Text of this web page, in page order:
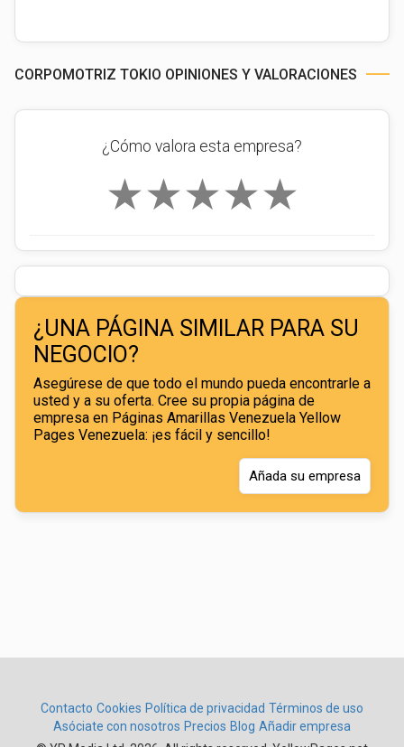
CORPOMOTRIZ TOKIO OPINIONES Y VALORACIONES
¿Cómo valora esta empresa?
★
★
★
★
★
¿UNA PÁGINA SIMILAR PARA SU
NEGOCIO?
Asegúrese de que todo el mundo pueda encontrarle a
usted y a su oferta. Cree su propia página de
empresa en Páginas Amarillas Venezuela Yellow
Pages Venezuela: ¡es fácil y sencillo!
Añada su empresa
Contacto Cookies Política de privacidad Términos de uso
Asóciate con nosotros Precios Blog Añadir empresa